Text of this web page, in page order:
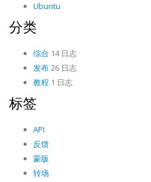
Ubuntu
分类
综合 14 日志
发布26 日志
教程 1 日志
标签
API
反馈
蒙版
转场